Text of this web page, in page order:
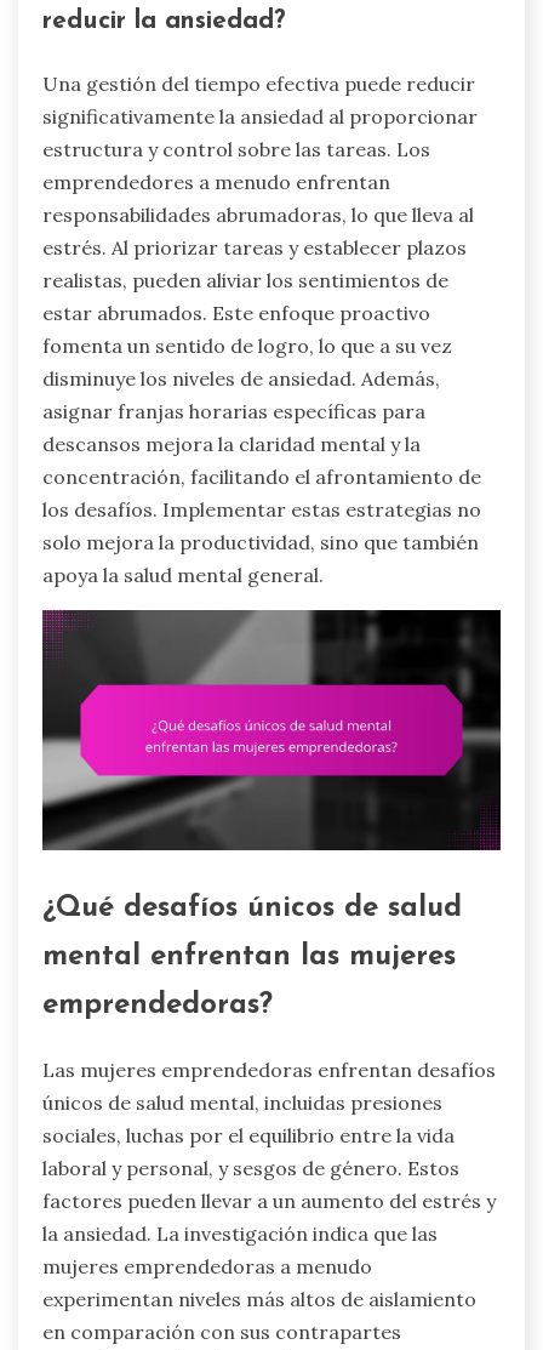
reducir la ansiedad?
Una gestión del tiempo efectiva puede reducir
significativamente la ansiedad al proporcionar
estructura y control sobre las tareas. Los
emprendedores a menudo enfrentan
responsabilidades abrumadoras, lo que lleva al
estrés. Al priorizar tareas y establecer plazos
realistas, pueden aliviar los sentimientos de
estar abrumados. Este enfoque proactivo
fomenta un sentido de logro, lo que a su vez
disminuye los niveles de ansiedad. Además,
asignar franjas horarias específicas para
descansos mejora la claridad mental y la
concentración, facilitando el afrontamiento de
los desafíos. Implementar estas estrategias no
solo mejora la productividad, sino que también
apoya la salud mental general.
¿Qué desafíos únicos de salud
mental enfrentan las mujeres
emprendedoras?
Las mujeres emprendedoras enfrentan desafíos
únicos de salud mental, incluidas presiones
sociales, luchas por el equilibrio entre la vida
laboral y personal, y sesgos de género. Estos
factores pueden llevar a un aumento del estrés y
la ansiedad. La investigación indica que las
mujeres emprendedoras a menudo
experimentan niveles más altos de aislamiento
en comparación con sus contrapartes